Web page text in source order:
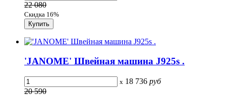
22 080
Скидка 16%
'JANOME' Швейная машина J925s .
x 18 736 руб
20 590